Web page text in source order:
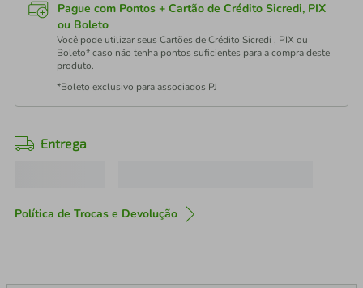
Pague com Pontos + Cartão de Crédito Sicredi, PIX
ou Boleto
Você pode utilizar seus Cartões de Crédito Sicredi , PIX ou
Boleto* caso não tenha pontos suficientes para a compra deste
produto.
*Boleto exclusivo para associados PJ
Entrega
Política de Trocas e Devolução